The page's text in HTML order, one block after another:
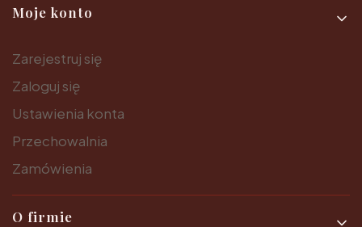
Moje konto
Zarejestruj się
Zaloguj się
Ustawienia konta
Przechowalnia
Zamówienia
O firmie